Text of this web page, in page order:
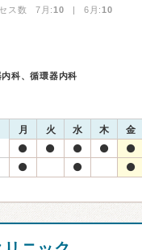
ス数 7月:10 | 6月:10
科、循環器内科
月 火 水 木 金